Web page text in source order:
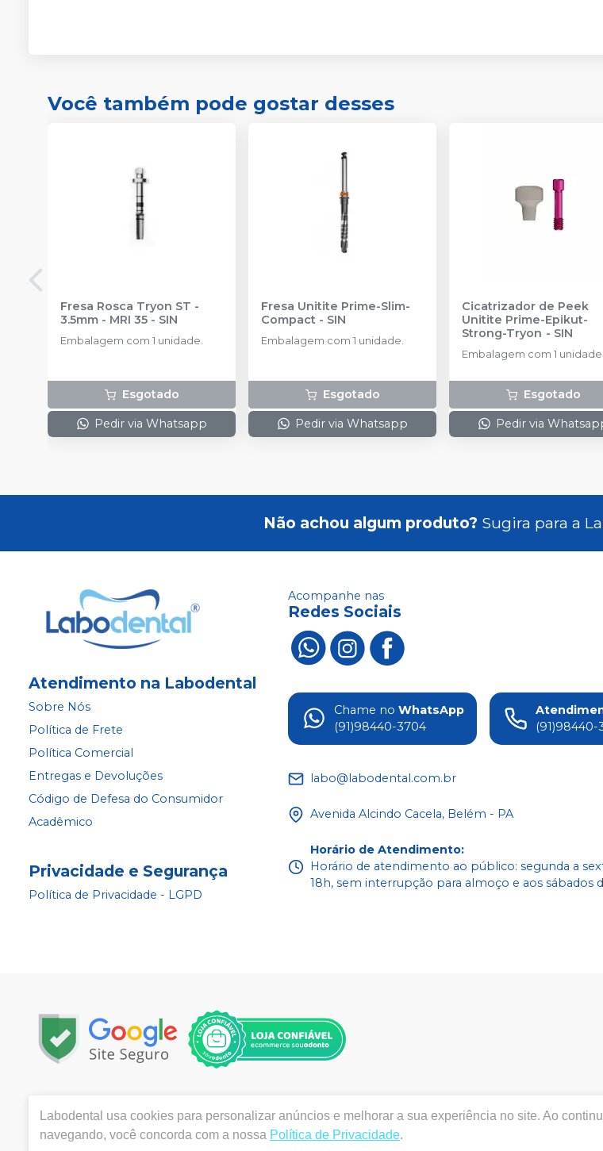
Você também pode gostar desses
Fresa Rosca Tryon ST -
3.5mm - MRI 35 - SIN
Embalagem com 1 unidade.
Esgotado
Pedir via Whatsapp
Fresa Unitite Prime-Slim-
Compact - SIN
Embalagem com 1 unidade.
Esgotado
Pedir via Whatsapp
Cicatrizador de Peek
Unitite Prime-Epikut-
Strong-Tryon - SIN
Embalagem com 1 unidade.
Esgotado
Pedir via
Não achou algum produto? Sugira para a
Atendimento na Labodental
Sobre Nós
Política de Frete
Política Comercial
Entregas e Devoluções
Código de Defesa do Consumidor
Acadêmico
Privacidade e Segurança
Política de Privacidade - LGPD
Acompanhe nas
Redes Sociais
Chame no WhatsApp
(91)98440-3704
(91)98440-
labo@labodental.com.br
Avenida Alcindo Cacela, Belém - PA
Horário de Atendimento:
Horário de atendimento ao público: segunda a
18h, sem interrupção para almoço e aos sábados
Labodental P3
Email:labo@labodental.com.br| Av. Alcindo Cacela, 2195 - Cremação, Belém / PA, CEP: 66040-273
ANVISA 4645-1/03-00- Medicamentos: 1.25691-2 | Farmacêutico responsável: TAYNARA SOUZA
Labodental usa cookies para personalizar anúncios e melhorar a sua experiência no site. Ao
navegando, você concorda com a nossa Política de Privacidade.